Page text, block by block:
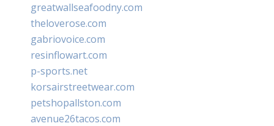
greatwallseafoodny.com
theloverose.com
gabriovoice.com
resinflowart.com
p-sports.net
korsairstreetwear.com
petshopallston.com
avenue26tacos.com